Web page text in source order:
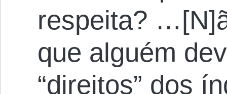
respeita?
que alguém
“direitos” dos